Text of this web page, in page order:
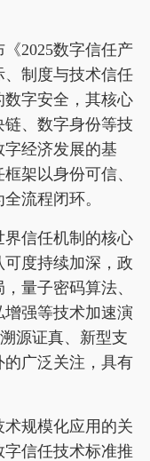
2025数字信任产
制度与技术信任
字安全，其核心
、数字身份等技
经济发展的基
架以身份可信、
流程闭环。
信任机制的核心
度持续加深，政
量子密码算法、
强等技术加速演
源证真、新型支
广泛关注，具有
规模化应用的关
信任技术标准推